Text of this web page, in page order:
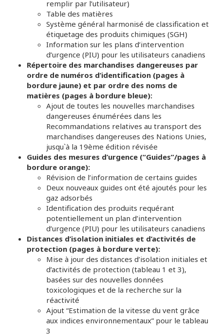
remplir par l’utilisateur)
Table des matières
Système général harmonisé de classification et
étiquetage des produits chimiques (SGH)
Information sur les plans d’intervention
d’urgence (PIU) pour les utilisateurs canadiens
Répertoire des marchandises dangereuses par
ordre de numéros d’identification (pages à
bordure jaune) et par ordre des noms de
matières (pages à bordure bleue):
Ajout de toutes les nouvelles marchandises
dangereuses énumérées dans les
Recommandations relatives au transport des
marchandises dangereuses des Nations Unies,
jusqu`à la 19ème édition révisée
Guides des mesures d’urgence (“Guides”/pages à
bordure orange):
Révision de l’information de certains guides
Deux nouveaux guides ont été ajoutés pour les
gaz adsorbés
Identification des produits requérant
potentiellement un plan d’intervention
d’urgence (PIU) pour les utilisateurs canadiens
Distances d’isolation initiales et d’activités de
protection (pages à bordure verte):
Mise à jour des distances d’isolation initiales et
d’activités de protection (tableau 1 et 3),
basées sur des nouvelles données
toxicologiques et de la recherche sur la
réactivité
Ajout “Estimation de la vitesse du vent grâce
aux indices environnementaux” pour le tableau
3